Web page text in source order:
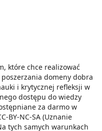
które chce realizować
domeny dobra
i krytycznej refleksji w
dostępu do wiedzy
za darmo w
BY-NC-SA (Uznanie
tych samych warunkach